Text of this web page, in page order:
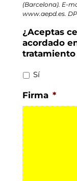
(Barcelona). E-
www.aepd.es.
¿Aceptas
acordado
tratamiento
Sí
Firma *